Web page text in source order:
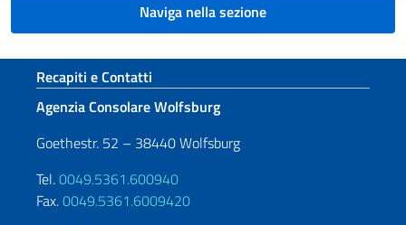
Naviga nella sezione
Sezione footer
Recapiti e Contatti
Agenzia Consolare Wolfsburg
Goethestr. 52 – 38440 Wolfsburg
Tel.0049.5361.600940
Fax.0049.5361.6009420